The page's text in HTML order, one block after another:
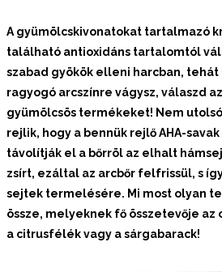
A gyümölcskivonatokat tartalmazó
található antioxidáns tartalomtól
szabad gyökök elleni harcban,
ragyogó arcszínre vágysz, válaszd
gyümölcsös termékeket! Nem
rejlik, hogy a bennük rejlő AHA-
távolítják el a bőrröl az elhalt
zsírt, ezáltal az arcbőr felfrissül, s
sejtek termelésére. Mi most olyan
össze, melyeknek fő összetevője az
a citrusfélék vagy a sárgabarack!